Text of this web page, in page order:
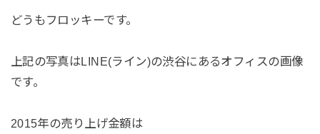
どうもフロッキーです。
上記の写真はLINE(ライン)の渋谷にあるオフィスの画像
です。
2015年の売り上げ金額は